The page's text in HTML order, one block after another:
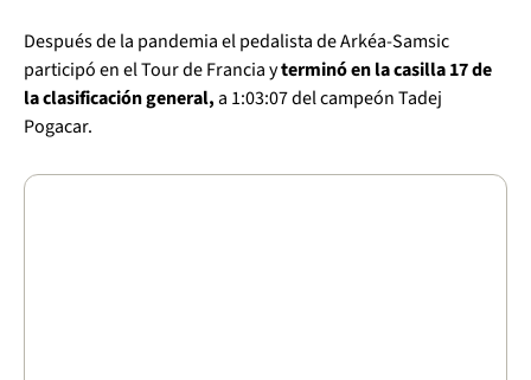
Después de la pandemia el pedalista de Arkéa-Samsic
participó en el Tour de Francia yterminó en la casilla 17 de
la clasificación general,a 1:03:07 del campeón Tadej
Pogacar.